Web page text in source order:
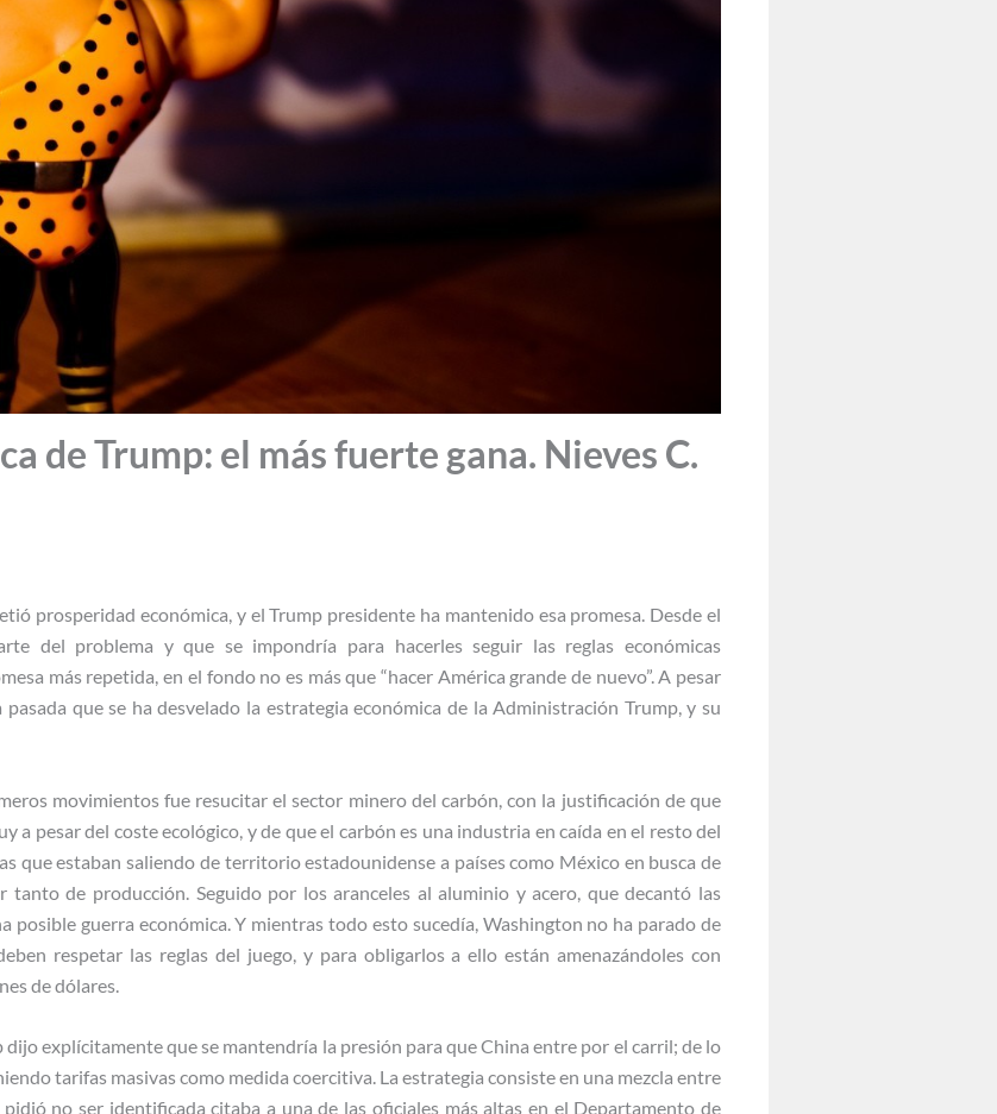
de Trump: el más fuerte gana. Nieves C.
prosperidad económica, y el Trump presidente ha mantenido esa promesa. Desde el
del problema y que se impondría para hacerles seguir las reglas económicas
más repetida, en el fondo no es más que “hacer América grande de nuevo”. A pesar
que se ha desvelado la estrategia económica de la Administración Trump, y su
movimientos fue resucitar el sector minero del carbón, con la justificación de que
a pesar del coste ecológico, y de que el carbón es una industria en caída en el resto del
que estaban saliendo de territorio estadounidense a países como México en busca de
de producción. Seguido por los aranceles al aluminio y acero, que decantó las
posible guerra económica. Y mientras todo esto sucedía, Washington no ha parado de
respetar las reglas del juego, y para obligarlos a ello están amenazándoles con
de dólares.
dijo explícitamente que se mantendría la presión para que China entre por el carril; de lo
tarifas masivas como medida coercitiva. La estrategia consiste en una mezcla entre
no ser identificada citaba a una de las oficiales más altas en el Departamento de